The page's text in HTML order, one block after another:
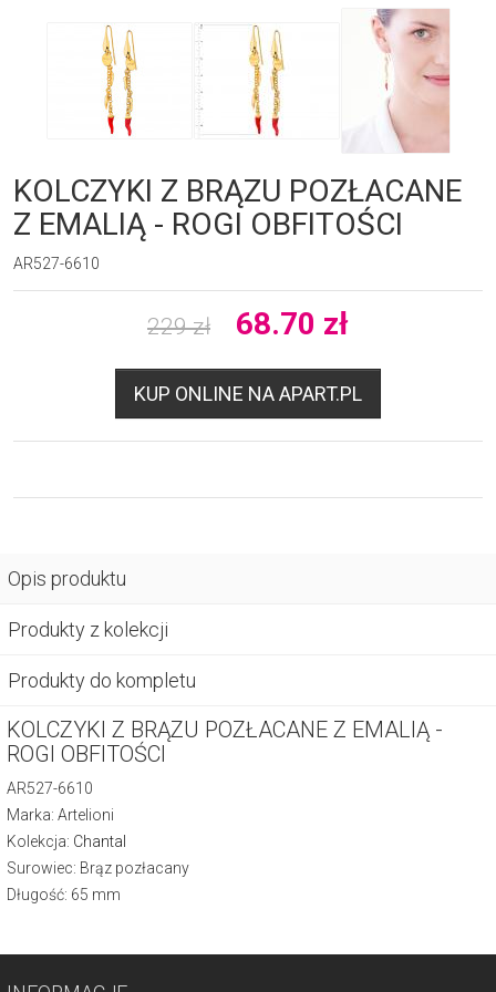
KOLCZYKI Z BRĄZU POZŁACANE
Z EMALIĄ - ROGI OBFITOŚCI
AR527-6610
229 zł 68.70 zł
KUP ONLINE NA APART.PL
Opis produktu
Produkty z kolekcji
Produkty do kompletu
KOLCZYKI Z BRĄZU POZŁACANE Z EMALIĄ -
ROGI OBFITOŚCI
AR527-6610
Marka: Artelioni
Kolekcja: Chantal
Surowiec: Brąz pozłacany
Długość: 65 mm